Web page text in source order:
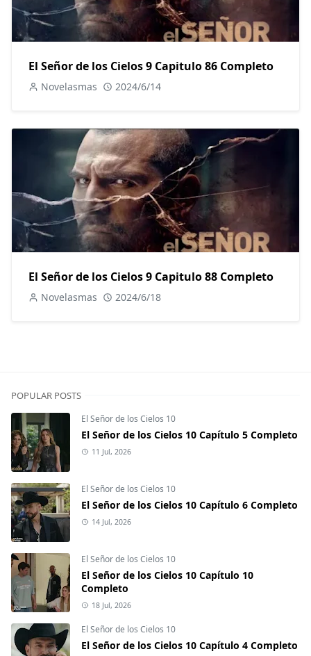
El Señor de los Cielos 9 Capitulo 86 Completo
Novelasmas 2024/6/14
El Señor de los Cielos 9 Capitulo 88 Completo
Novelasmas 2024/6/18
POPULAR POSTS
El Señor de los Cielos 10
El Señor de los Cielos 10 Capítulo 5 Completo
11 Jul, 2026
El Señor de los Cielos 10
El Señor de los Cielos 10 Capítulo 6 Completo
14 Jul, 2026
El Señor de los Cielos 10
El Señor de los Cielos 10 Capítulo 10
Completo
18 Jul, 2026
El Señor de los Cielos 10
El Señor de los Cielos 10 Capítulo 4 Completo